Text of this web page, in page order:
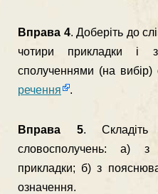
Вправа 4. Доберіть до
чотири прикладки і
сполученнями (на вибір)
речення
.
Вправа 5.
словосполучень: а)
прикладки; б) з
означення.